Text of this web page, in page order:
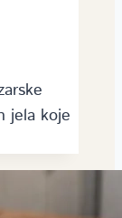
jela koje